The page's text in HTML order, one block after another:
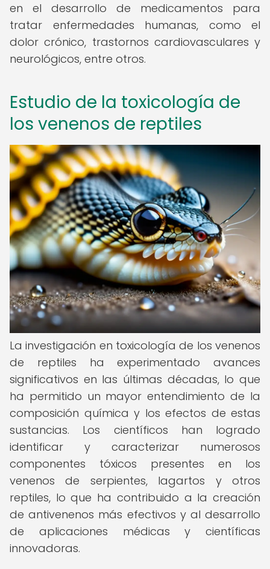
en el desarrollo de medicamentos para
tratar enfermedades humanas, como el
dolor crónico, trastornos cardiovasculares y
neurológicos, entre otros.
Estudio de la toxicología de
los venenos de reptiles
La investigación en toxicología de los venenos
de reptiles ha experimentado avances
significativos en las últimas décadas, lo que
ha permitido un mayor entendimiento de la
composición química y los efectos de estas
sustancias. Los científicos han logrado
identificar y caracterizar numerosos
componentes tóxicos presentes en los
venenos de serpientes, lagartos y otros
reptiles, lo que ha contribuido a la creación
de antivenenos más efectivos y al desarrollo
de aplicaciones médicas y científicas
innovadoras.